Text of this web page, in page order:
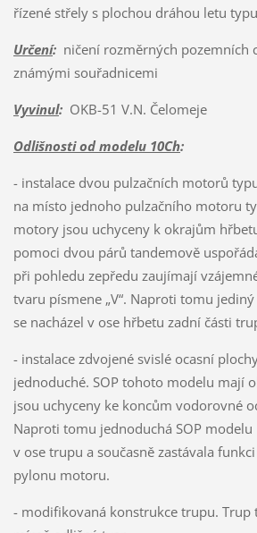
řízené střely s plochou dráhou letu typu
Určení:ničení rozměrných pozemních
známými souřadnicemi
Vyvinul:OKB-51 V.N. Čelomeje
Odlišnosti od modelu 10Ch:
- instalace dvou pulzačních motorů
na místo jednoho pulzačního motoru
motory jsou uchyceny k okrajům
pomoci dvou párů tandemově
při pohledu zepředu zaujímají
tvaru písmene „V“. Naproti tomu
se nacházel v ose hřbetu zadní části
- instalace zdvojené svislé ocasní
jednoduché. SOP tohoto modelu mají
jsou uchyceny ke koncům vodorovné
Naproti tomu jednoduchá SOP modelu
v ose trupu a současně zastávala
pylonu motoru.
- modifikovaná konstrukce trupu. Trup